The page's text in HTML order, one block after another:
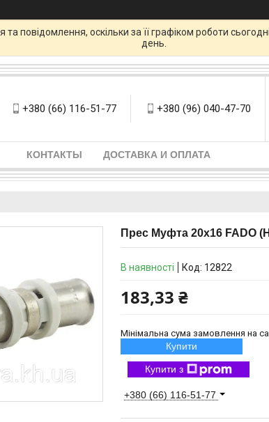
повідомлення, оскільки за її графіком роботи
день.
+380 (66) 116-51-77 +380 (96) 040-47-70
КОНТАКТЫ ДОСТАВКА И ОПЛАТА
Прес Муфта 20х16 FADO
В наявності Код: 12822
183,33 ₴
Мінімальна сума замовлення на
Купити
Купити з
+380 (66) 116-51-77